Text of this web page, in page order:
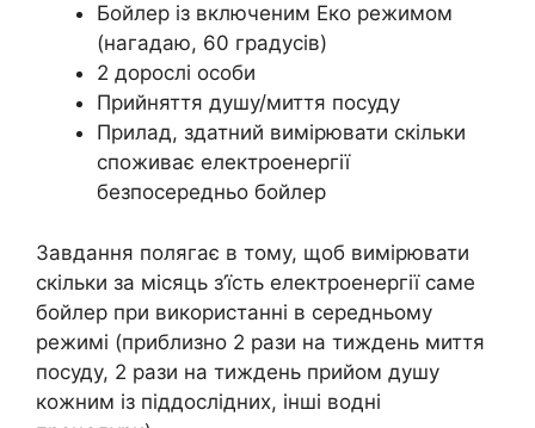
Бойлер із включеним Еко режимом
(нагадаю, 60 градусів)
2 дорослі особи
Прийняття душу/миття посуду
Прилад, здатний вимірювати скільки
споживає електроенергії
безпосередньо бойлер
Завдання полягає в тому, щоб вимірювати
скільки за місяць з’їсть електроенергії саме
бойлер при використанні в середньому
режимі (приблизно 2 рази на тиждень миття
посуду, 2 рази на тиждень прийом душу
кожним із піддослідних, інші водні